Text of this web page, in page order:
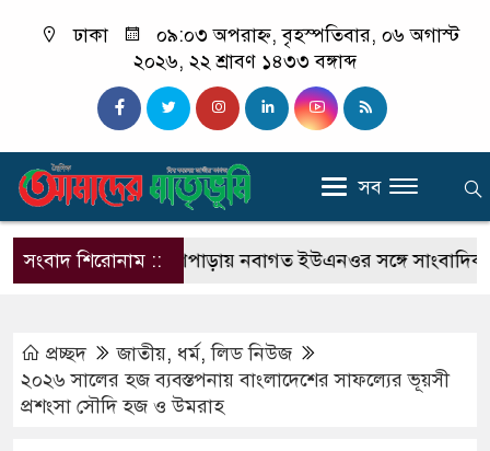
ঢাকা
০৯:০৩ অপরাহ্ন, বৃহস্পতিবার, ০৬ অগাস্ট
২০২৬, ২২ শ্রাবণ ১৪৩৩ বঙ্গাব্দ
সব
সংবাদ শিরোনাম ::
ব্রাহ্মণপাড়ায় নবাগত ইউএনওর সঙ্গে সাংবাদিকদের
প্রচ্ছদ জাতীয়, ধর্ম,লিড নিউজ
২০২৬ সালের হজ ব্যবস্তপনায় বাংলাদেশের সাফল্যের ভূয়সী
প্রশংসা সৌদি হজ ও উমরাহ